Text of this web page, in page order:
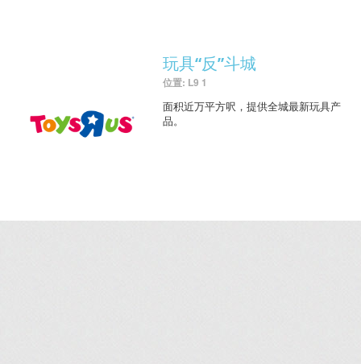
玩具“反”斗城
位置: L9 1
面积近万平方呎，提供全城最新玩具产
品。